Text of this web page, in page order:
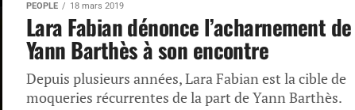
PEOPLE 18 mars 2019
Lara Fabian dénonce l’acharnement de
Yann Barthès à son encontre
Depuis plusieurs années, Lara Fabian est la cible de
moqueries récurrentes de la part de Yann Barthès.